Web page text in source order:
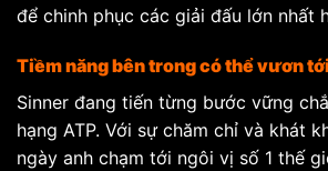
để chinh phục các giải đấu lớn nhất
Tiềm năng bên trong có thể vươn
Sinner đang tiến từng bước vững
hạng ATP. Với sự chăm chỉ và khát
ngày anh chạm tới ngôi vị số 1 thế